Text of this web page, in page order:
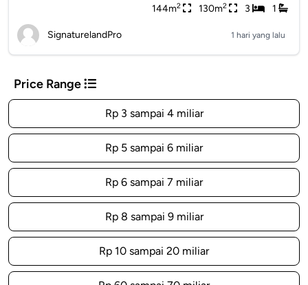
144m2 130m2 3 1
SignaturelandPro 1 hari yang lalu
Price Range
Rp 3 sampai 4 miliar
Rp 5 sampai 6 miliar
Rp 6 sampai 7 miliar
Rp 8 sampai 9 miliar
Rp 10 sampai 20 miliar